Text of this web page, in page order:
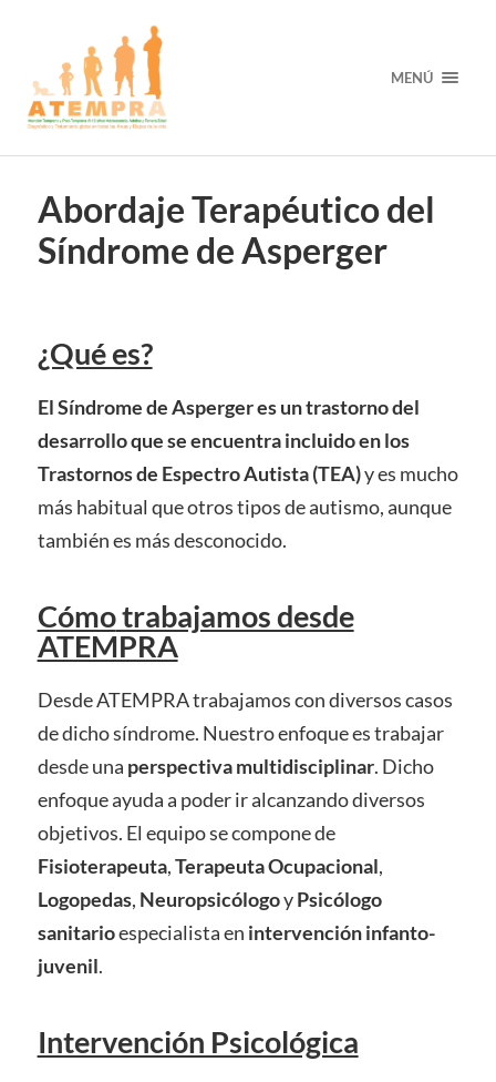
MENÚ
Abordaje Terapéutico del
Síndrome de Asperger
¿Qué es?
ElSíndrome de Aspergeres un trastorno del
desarrollo que se encuentra incluido en los
Trastornos de Espectro Autista (TEA)y es mucho
más habitual que otros tipos de autismo, aunque
también es más desconocido.
Cómotrabajamos desde
ATEMPRA
Desde ATEMPRA trabajamos con diversos casos
de dicho síndrome. Nuestro enfoque es trabajar
desde una perspectiva multidisciplinar. Dicho
enfoque ayuda a poder ir alcanzando diversos
objetivos. El equipo se compone de
Fisioterapeuta,Terapeuta Ocupacional,
Logopedas, NeuropsicólogoyPsicólogo
sanitarioespecialista en intervención infanto-
juvenil.
Intervención Psicológica